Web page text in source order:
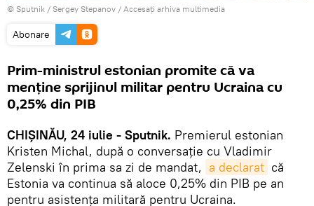
© Sputnik / Sergey Stepanov / Accesați arhiva multimedia
Abonare
Prim-ministrul estonian promite că va
menține sprijinul militar pentru Ucraina cu
0,25% din PIB
CHIȘINĂU, 24 iulie - Sputnik. Premierul estonian
Kristen Michal, după o conversație cu Vladimir
Zelenski în prima sa zi de mandat, a declarat că
Estonia va continua să aloce 0,25% din PIB pe an
pentru asistența militară pentru Ucraina.